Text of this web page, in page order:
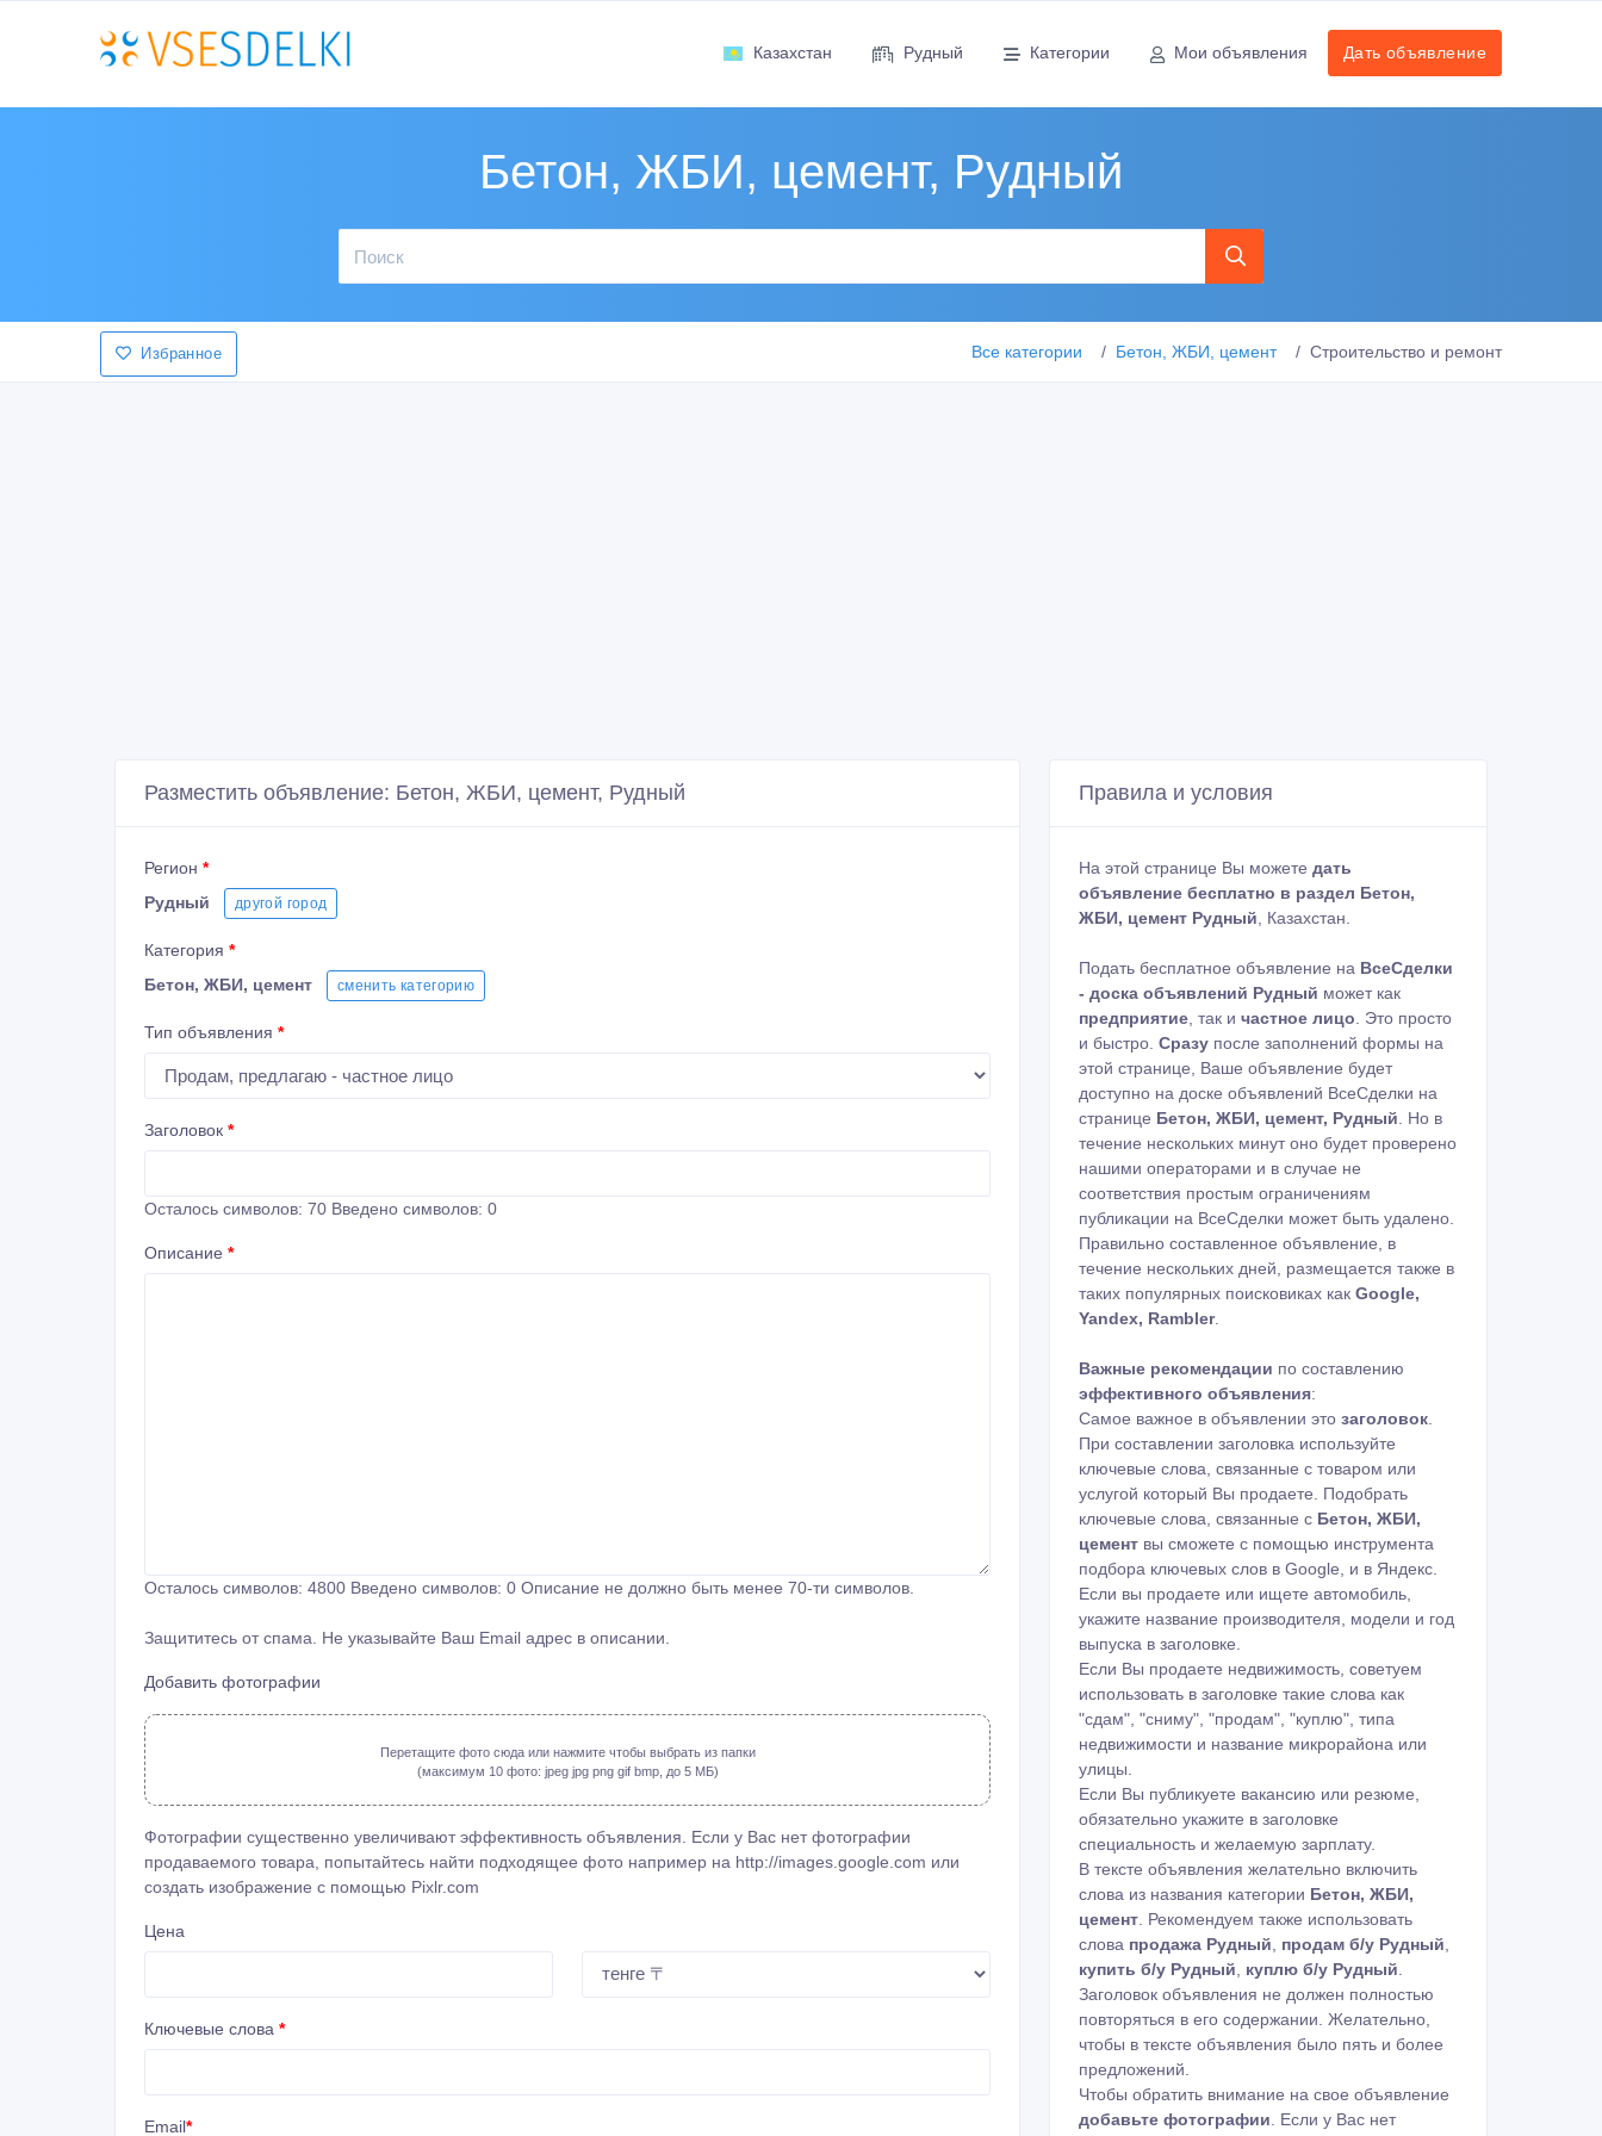
Казахстан Рудный Категории Мои объявления Дать объявление
Бетон, ЖБИ, цемент, Рудный
Избранное Все категории Бетон, ЖБИ, цемент Строительство и ремонт
Разместить объявление: Бетон, ЖБИ, цемент, Рудный
Регион *
Рудный
другой город
Категория *
Бетон, ЖБИ, цемент
сменить категорию
Тип объявления *
Заголовок *
Осталось символов: 70 Введено символов: 0
Описание *
Осталось символов: 4800 Введено символов: 0 Описание не должно быть менее 70-ти символов.
Защититесь от спама. Не указывайте Ваш Email адрес в описании.
Добавить фотографии
Перетащите фото сюда или нажмите чтобы выбрать из папки
(максимум 10 фото: jpeg jpg png gif bmp, до 5 МБ)
Фотографии существенно увеличивают эффективность объявления. Если у Вас нет фотографии
продаваемого товара, попытайтесь найти подходящее фото например на http://images.google.com или
создать изображение с помощью Pixlr.com
Цена
Ключевые слова *
Email*
Правила и условия
На этой странице Вы можете дать
объявление бесплатно в раздел Бетон,
ЖБИ, цемент Рудный, Казахстан.
Подать бесплатное объявление на ВсеСделки
- доска объявлений Рудный может как
предприятие, так и частное лицо. Это просто
и быстро. Сразу после заполнений формы на
этой странице, Ваше объявление будет
доступно на доске объявлений ВсеСделки на
странице Бетон, ЖБИ, цемент, Рудный. Но в
течение нескольких минут оно будет проверено
нашими операторами и в случае не
соответствия простым ограничениям
публикации на ВсеСделки может быть удалено.
Правильно составленное объявление, в
течение нескольких дней, размещается также в
таких популярных поисковиках как Google,
Yandex, Rambler.
Важные рекомендации по составлению
эффективного объявления:
Самое важное в объявлении это заголовок.
При составлении заголовка используйте
ключевые слова, связанные с товаром или
услугой который Вы продаете. Подобрать
ключевые слова, связанные с Бетон, ЖБИ,
цемент вы сможете с помощью инструмента
подбора ключевых слов в Google, и в Яндекс.
Если вы продаете или ищете автомобиль,
укажите название производителя, модели и год
выпуска в заголовке.
Если Вы продаете недвижимость, советуем
использовать в заголовке такие слова как
"сдам", "сниму", "продам", "куплю", типа
недвижимости и название микрорайона или
улицы.
Если Вы публикуете вакансию или резюме,
обязательно укажите в заголовке
специальность и желаемую зарплату.
В тексте объявления желательно включить
слова из названия категории Бетон, ЖБИ,
цемент. Рекомендуем также использовать
слова продажа Рудный, продам б/у Рудный,
купить б/у Рудный, куплю б/у Рудный.
Заголовок объявления не должен полностью
повторяться в его содержании. Желательно,
чтобы в тексте объявления было пять и более
предложений.
Чтобы обратить внимание на свое объявление
добавьте фотографии. Если у Вас нет